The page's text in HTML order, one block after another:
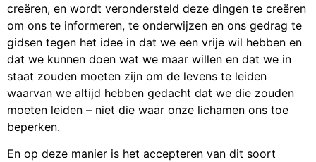
creëren, en wordt verondersteld deze dingen te creëren
om ons te informeren, te onderwijzen en ons gedrag te
gidsen tegen het idee in dat we een vrije wil hebben en
dat we kunnen doen wat we maar willen en dat we in
staat zouden moeten zijn om de levens te leiden
waarvan we altijd hebben gedacht dat we die zouden
moeten leiden – niet die waar onze lichamen ons toe
beperken.
En op deze manier is het accepteren van dit soort